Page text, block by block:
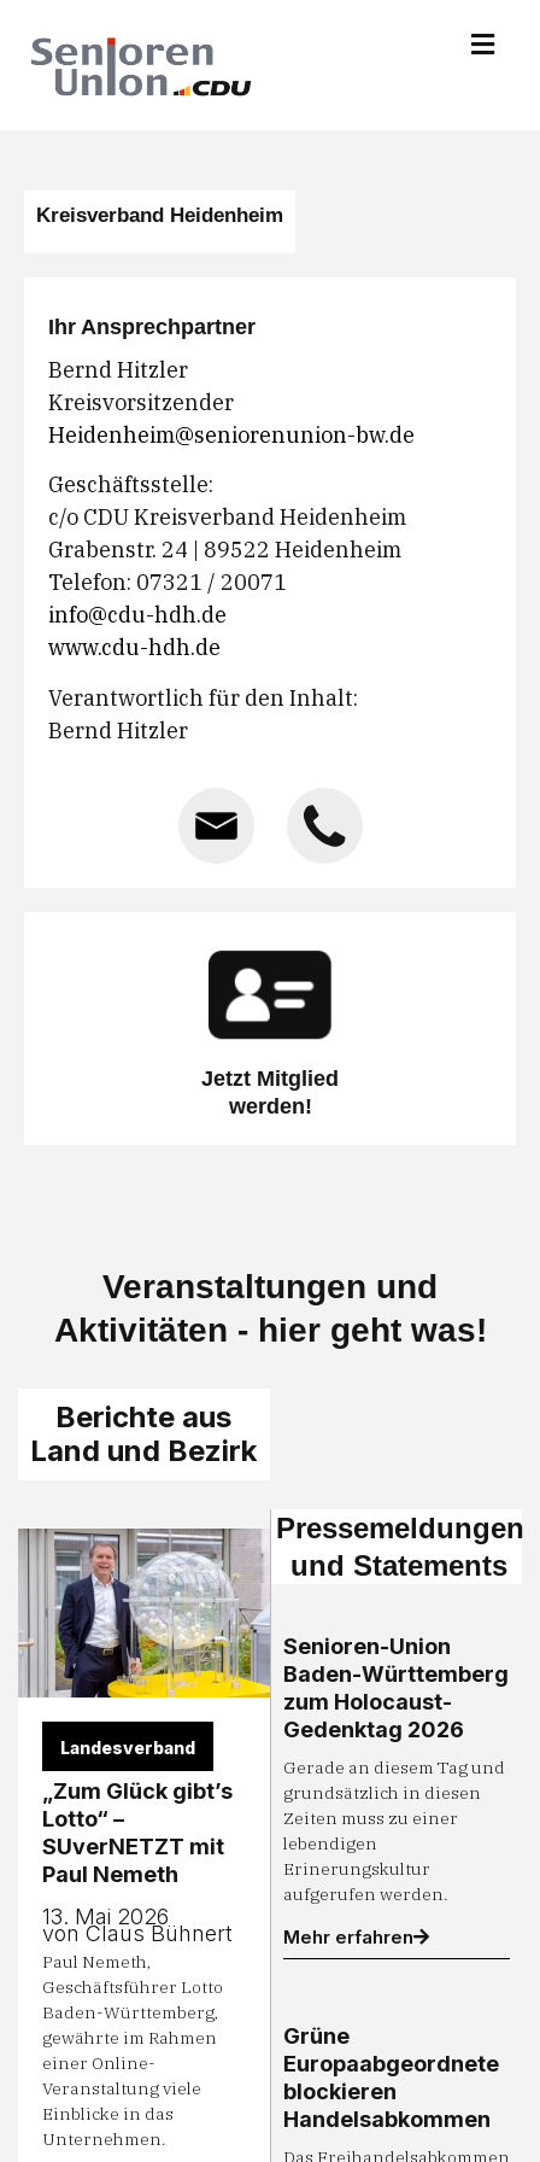
Kreisverband Heidenheim
Ihr Ansprechpartner
Bernd Hitzler
Kreisvorsitzender
Heidenheim@seniorenunion-bw.de
Geschäftsstelle:
c/o CDU Kreisverband Heidenheim
Grabenstr. 24 | 89522 Heidenheim
Telefon: 07321 / 20071
info@cdu-hdh.de
www.cdu-hdh.de
Verantwortlich für den Inhalt:
Bernd Hitzler
Jetzt Mitglied
werden!
Veranstaltungen und
Aktivitäten - hier geht was!
Berichte aus
Land und Bezirk
Landesverband
„Zum Glück gibt’s
Lotto“ –
SUverNETZT mit
Paul Nemeth
13. Mai 2026
von Claus Bühnert
Paul Nemeth,
Geschäftsführer Lotto
Baden-Württemberg,
gewährte im Rahmen
einer Online-
Veranstaltung viele
Einblicke in das
Unternehmen.
Pressemeldungen
und Statements
Senioren-Union
Baden-Württemberg
zum Holocaust-
Gedenktag 2026
Gerade an diesem Tag und
grundsätzlich in diesen
Zeiten muss zu einer
lebendigen
Erinerungskultur
aufgerufen werden.
Mehr erfahren
Grüne
Europaabgeordnete
blockieren
Handelsabkommen
Das Freihandelsabkommen